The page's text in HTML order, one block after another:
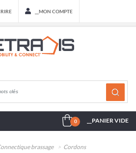
__MON COMPTE
0 __PANIER VIDE
brassage
Cordons